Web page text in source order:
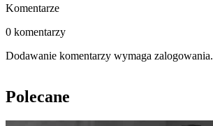
Komentarze
0 komentarzy
Dodawanie komentarzy wymaga zalogowania.
Polecane